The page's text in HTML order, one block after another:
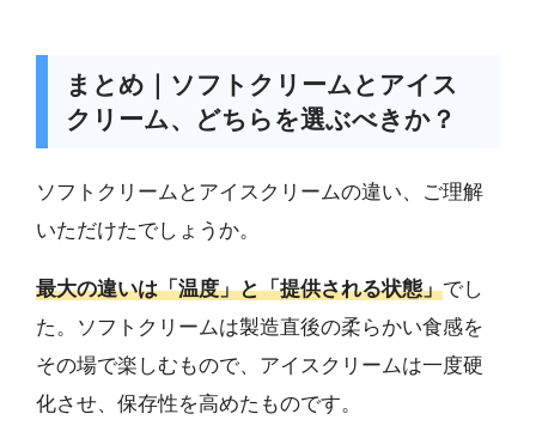
まとめ｜ソフトクリームとアイス
クリーム、どちらを選ぶべきか？
ソフトクリームとアイスクリームの違い、ご理解
いただけたでしょうか。
最大の違いは「温度」と「提供される状態」でし
た。ソフトクリームは製造直後の柔らかい食感を
その場で楽しむもので、アイスクリームは一度硬
化させ、保存性を高めたものです。